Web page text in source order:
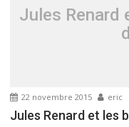
’
a
Jules Renard
22 novembre 2015 eric
Jules Renard et les